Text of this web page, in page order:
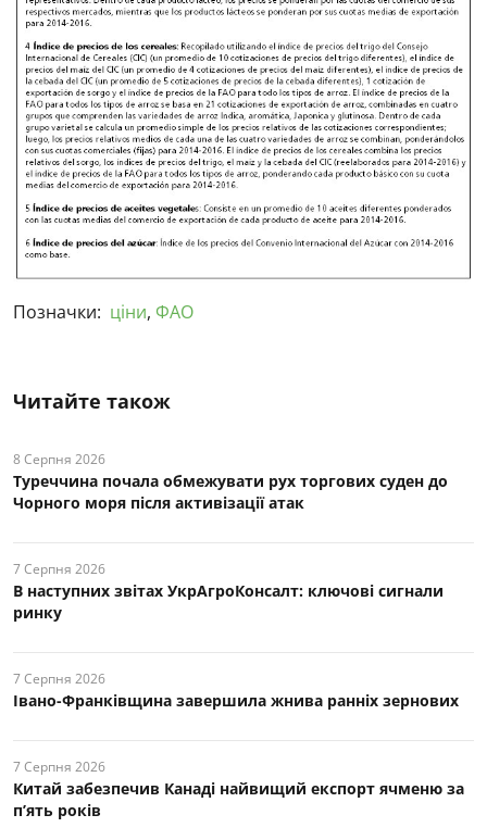
Позначки: ціни, ФАО
Читайте також
8 Серпня 2026
Туреччина почала обмежувати рух торгових суден до
Чорного моря після активізації атак
7 Серпня 2026
В наступних звітах УкрАгроКонсалт: ключові cигнали
ринку
7 Серпня 2026
Івано-Франківщина завершила жнива ранніх зернових
7 Серпня 2026
Китай забезпечив Канаді найвищий експорт ячменю за
п’ять років